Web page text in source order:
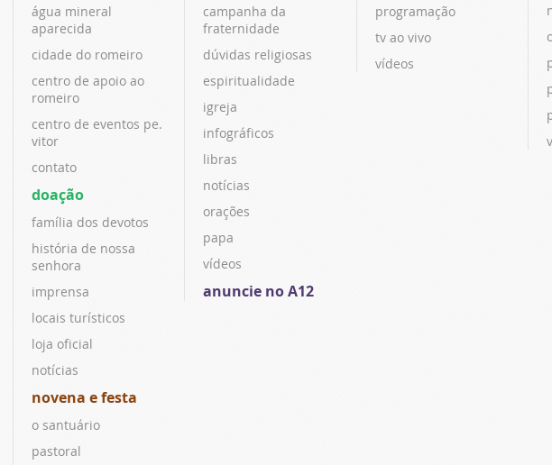
água mineral
aparecida
cidade do romeiro
centro de apoio ao
romeiro
centro de eventos pe.
vitor
contato
doação
família dos devotos
história de nossa
senhora
imprensa
locais turísticos
loja oficial
notícias
novena e festa
o santuário
pastoral
campanha da
fraternidade
dúvidas religiosas
espiritualidade
igreja
infográficos
libras
notícias
orações
papa
vídeos
anuncie no A12
programação
tv ao vivo
vídeos